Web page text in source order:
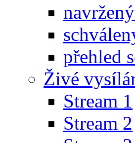
přehled
Živé
Stream 1
Stream 2